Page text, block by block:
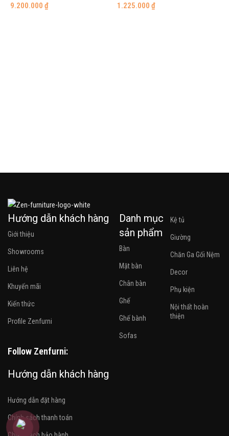
9.200.000 ₫
1.225.000 ₫
Hướng dẫn khách hàng
Giới thiệu
Showrooms
Liên hệ
Khuyến mãi
Kiến thức
Profile Zenfurni
Danh mục
sản phẩm
Bàn
Mặt bàn
Chân bàn
Ghế
Ghế bành
Sofas
Kệ tủ
Giường
Chăn Ga Gối Nệm
Decor
Phụ kiện
Nội thất hoàn
thiện
Follow Zenfurni:
Hướng dẫn khách hàng
Hướng dẫn đặt hàng
Chính sách thanh toán